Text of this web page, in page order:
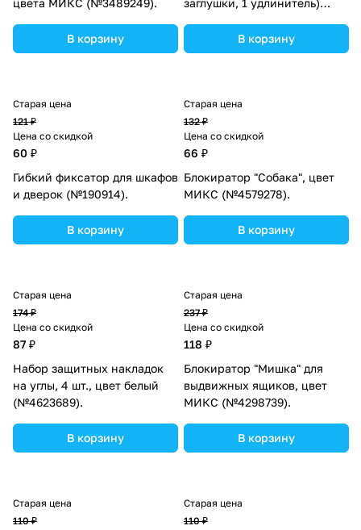
В корзину
В корзину
Старая цена
121 ₽
Цена со скидкой
60 ₽
Гибкий фиксатор для шкафов
и дверок (№190914).
В корзину
Старая цена
132 ₽
Цена со скидкой
66 ₽
Блокиратор "Собака", цвет
МИКС (№4579278).
В корзину
Старая цена
174 ₽
Цена со скидкой
87 ₽
Набор защитных накладок
на углы, 4 шт., цвет белый
(№4623689).
В корзину
Старая цена
237 ₽
Цена со скидкой
118 ₽
Блокиратор "Мишка" для
выдвижных ящиков, цвет
МИКС (№4298739).
В корзину
Старая цена
110 ₽
Старая цена
110 ₽